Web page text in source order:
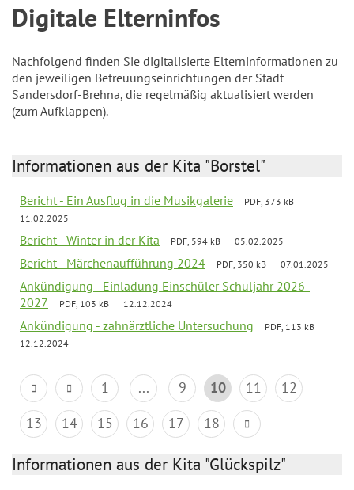
Digitale Elterninfos
Nachfolgend finden Sie digitalisierte Elterninformationen zu
den jeweiligen Betreuungseinrichtungen der Stadt
Sandersdorf-Brehna, die regelmäßig aktualisiert werden
(zum Aufklappen).
Informationen aus der Kita "Borstel"
Bericht - Ein Ausflug in die Musikgalerie
PDF, 373 kB
11.02.2025
Bericht - Winter in der Kita PDF, 594 kB 05.02.2025
Bericht - Märchenaufführung 2024 PDF, 350 kB 07.01.2025
Ankündigung - Einladung Einschüler Schuljahr 2026-
2027
PDF, 103 kB 12.12.2024
Ankündigung - zahnärztliche Untersuchung
PDF, 113 kB
12.12.2024
1 ... 9 10 11
12
13
14 15 16 17 18
Informationen aus der Kita "Glückspilz"